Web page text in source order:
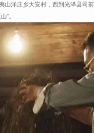
山洋庄乡大安村，西到光泽县司
”。